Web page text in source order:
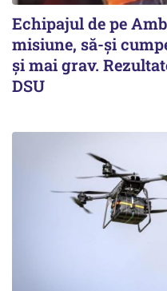
Echipajul de pe
misiune, să-și
și mai grav.
DSU